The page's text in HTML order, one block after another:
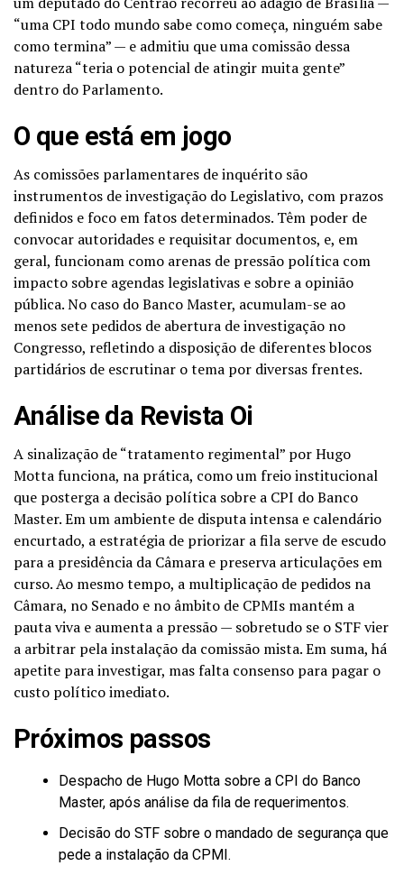
“uma CPI todo mundo sabe como começa, ninguém sabe
como termina” — e admitiu que uma comissão dessa
natureza “teria o potencial de atingir muita gente”
dentro do Parlamento.
O que está em jogo
As comissões parlamentares de inquérito são
instrumentos de investigação do Legislativo, com prazos
definidos e foco em fatos determinados. Têm poder de
convocar autoridades e requisitar documentos, e, em
geral, funcionam como arenas de pressão política com
impacto sobre agendas legislativas e sobre a opinião
pública. No caso do Banco Master, acumulam-se ao
menos sete pedidos de abertura de investigação no
Congresso, refletindo a disposição de diferentes blocos
partidários de escrutinar o tema por diversas frentes.
Análise da Revista Oi
A sinalização de “tratamento regimental” por Hugo
Motta funciona, na prática, como um freio institucional
que posterga a decisão política sobre a CPI do Banco
Master. Em um ambiente de disputa intensa e calendário
encurtado, a estratégia de priorizar a fila serve de escudo
para a presidência da Câmara e preserva articulações em
curso. Ao mesmo tempo, a multiplicação de pedidos na
Câmara, no Senado e no âmbito de CPMIs mantém a
pauta viva e aumenta a pressão — sobretudo se o STF vier
a arbitrar pela instalação da comissão mista. Em suma, há
apetite para investigar, mas falta consenso para pagar o
custo político imediato.
Próximos passos
Despacho de Hugo Motta sobre a CPI do Banco
Master, após análise da fila de requerimentos.
Decisão do STF sobre o mandado de segurança que
pede a instalação da CPMI.